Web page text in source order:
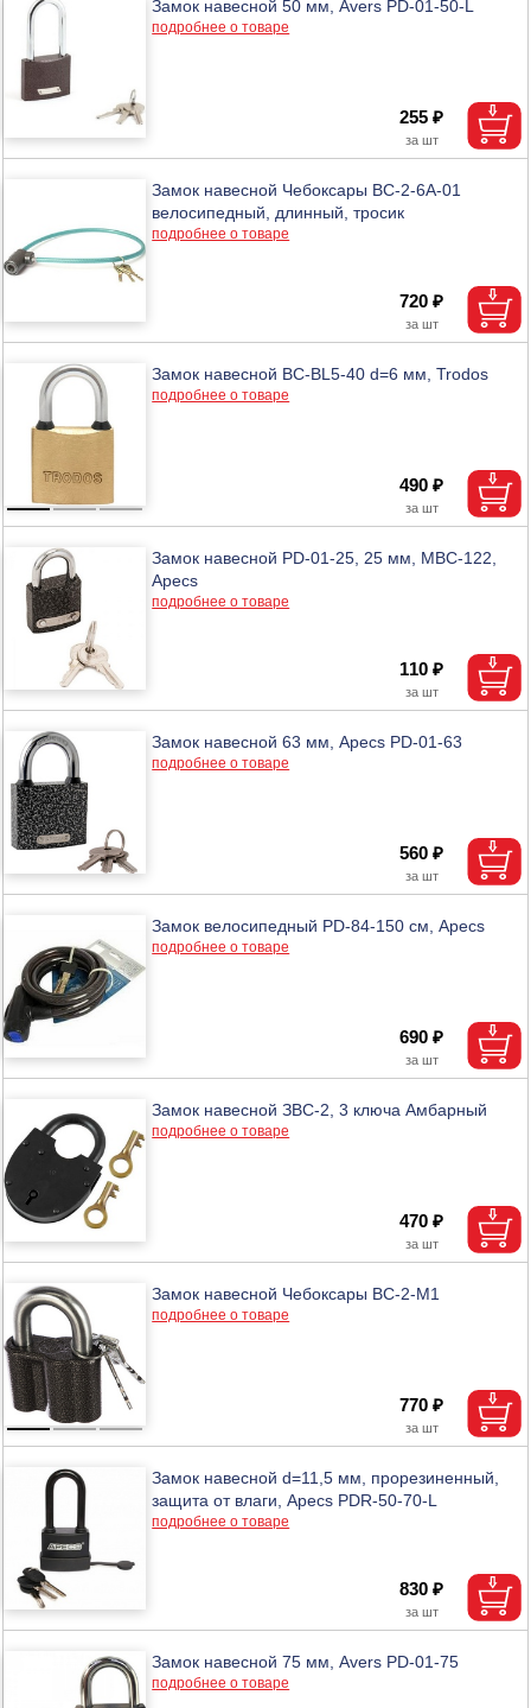
Замок навесной 50 мм, Avers PD-01-50-L
подробнее о товаре
255 ₽
Замок навесной Чебоксары ВС-2-6А-01
велосипедный, длинный, тросик
подробнее о товаре
720 ₽
Замок навесной ВС-ВL5-40 d=6 мм, Trodos
подробнее о товаре
490 ₽
Замок навесной PD-01-25, 25 мм, МВС-122,
Apecs
подробнее о товаре
110 ₽
Замок навесной 63 мм, Apecs PD-01-63
подробнее о товаре
560 ₽
Замок велосипедный PD-84-150 см, Аpecs
подробнее о товаре
690 ₽
Замок навесной ЗВС-2, 3 ключа Амбарный
подробнее о товаре
470 ₽
Замок навесной Чебоксары ВС-2-М1
подробнее о товаре
770 ₽
Замок навесной d=11,5 мм, прорезиненный,
защита от влаги, Apecs PDR-50-70-L
подробнее о товаре
830 ₽
Замок навесной 75 мм, Avers PD-01-75
подробнее о товаре